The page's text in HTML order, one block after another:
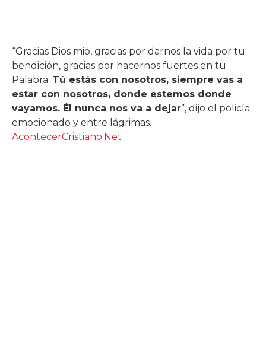
“Gracias Dios mio, gracias por darnos la vida por tu
bendición, gracias por hacernos fuertes en tu
Palabra. Tú estás con nosotros, siempre vas a
estar con nosotros, donde estemos donde
vayamos. Él nunca nos va a dejar”, dijo el policía
emocionado y entre lágrimas.
AcontecerCristiano.Net